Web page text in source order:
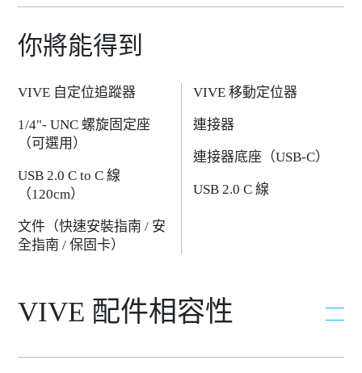
你將能得到
VIVE 自定位追蹤器
1/4"- UNC 螺旋固定座
（可選用）
USB 2.0 C to C 線
（120cm）
文件（快速安裝指南 / 安
全指南 / 保固卡）
VIVE 移動定位器
連接器
連接器底座（USB-C）
USB 2.0 C 線
VIVE 配件相容性